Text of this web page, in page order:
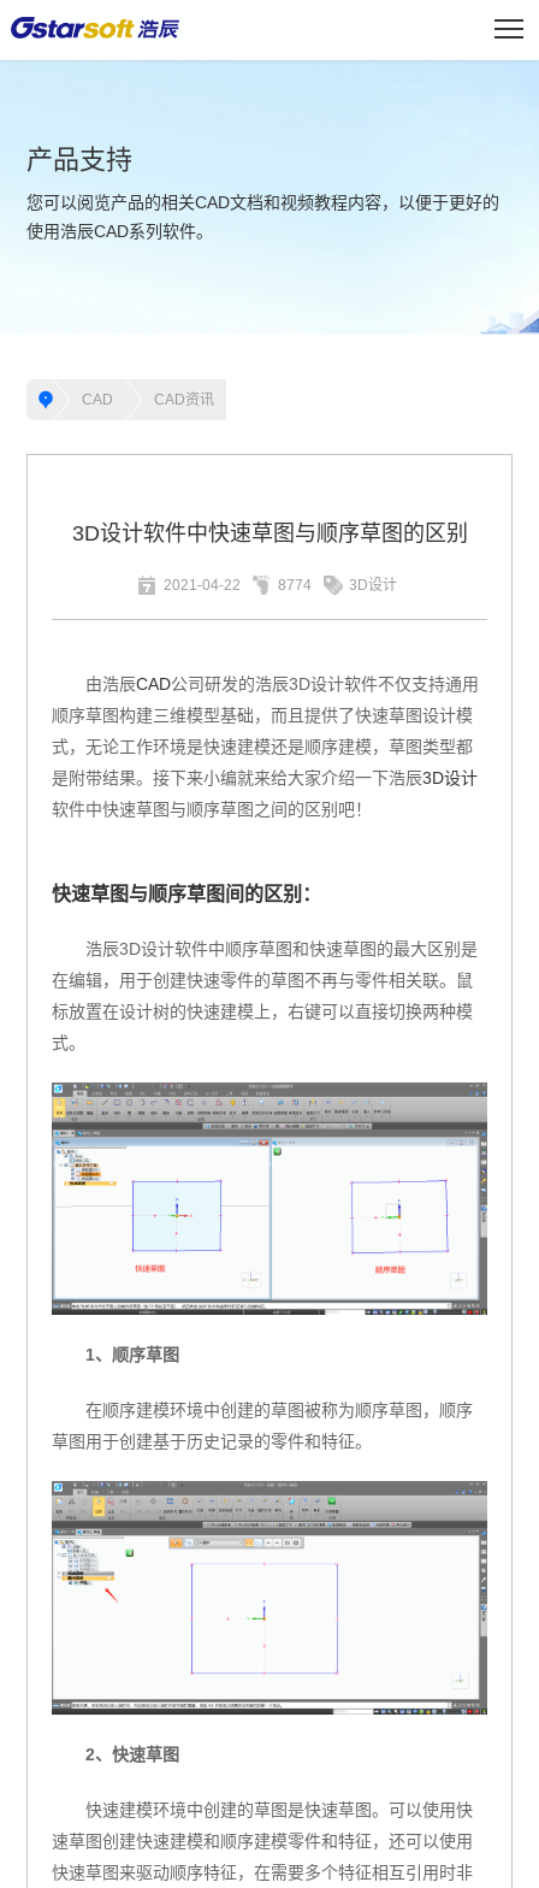
产品支持
您可以阅览产品的相关CAD文档和视频教程内容，以便于更好的
使用浩辰CAD系列软件。
CAD CAD资讯
3D设计软件中快速草图与顺序草图的区别
2021-04-22 8774 3D设计
由浩辰CAD公司研发的浩辰3D设计软件不仅支持通用
顺序草图构建三维模型基础，而且提供了快速草图设计模
式，无论工作环境是快速建模还是顺序建模，草图类型都
是附带结果。接下来小编就来给大家介绍一下浩辰3D设计
软件中快速草图与顺序草图之间的区别吧！
快速草图与顺序草图间的区别：
浩辰3D设计软件中顺序草图和快速草图的最大区别是
在编辑，用于创建快速零件的草图不再与零件相关联。鼠
标放置在设计树的快速建模上，右键可以直接切换两种模
式。
1、顺序草图
在顺序建模环境中创建的草图被称为顺序草图，顺序
草图用于创建基于历史记录的零件和特征。
2、快速草图
快速建模环境中创建的草图是快速草图。可以使用快
速草图创建快速建模和顺序建模零件和特征，还可以使用
快速草图来驱动顺序特征，在需要多个特征相互引用时非